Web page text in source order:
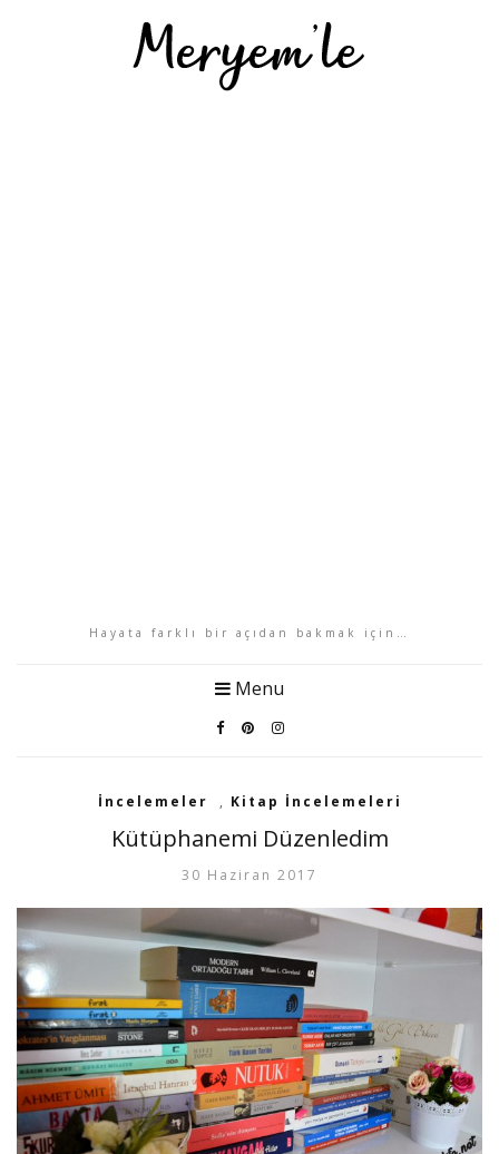
Hayata farklı bir açıdan bakmak için…
Menu
İncelemeler , Kitap İncelemeleri
Kütüphanemi Düzenledim
30 Haziran 2017